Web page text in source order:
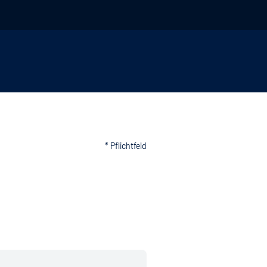
* Pflichtfeld